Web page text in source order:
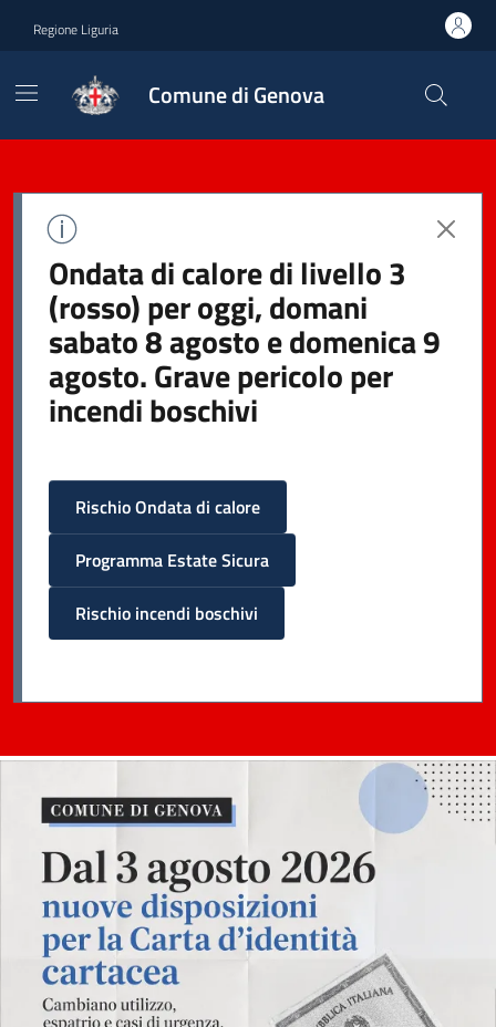
Regione Liguria
Comune di Genova
Ondata di calore di livello 3
(rosso) per oggi, domani
sabato 8 agosto e domenica 9
agosto. Grave pericolo per
incendi boschivi
Rischio Ondata di calore
Programma Estate Sicura
Rischio incendi boschivi